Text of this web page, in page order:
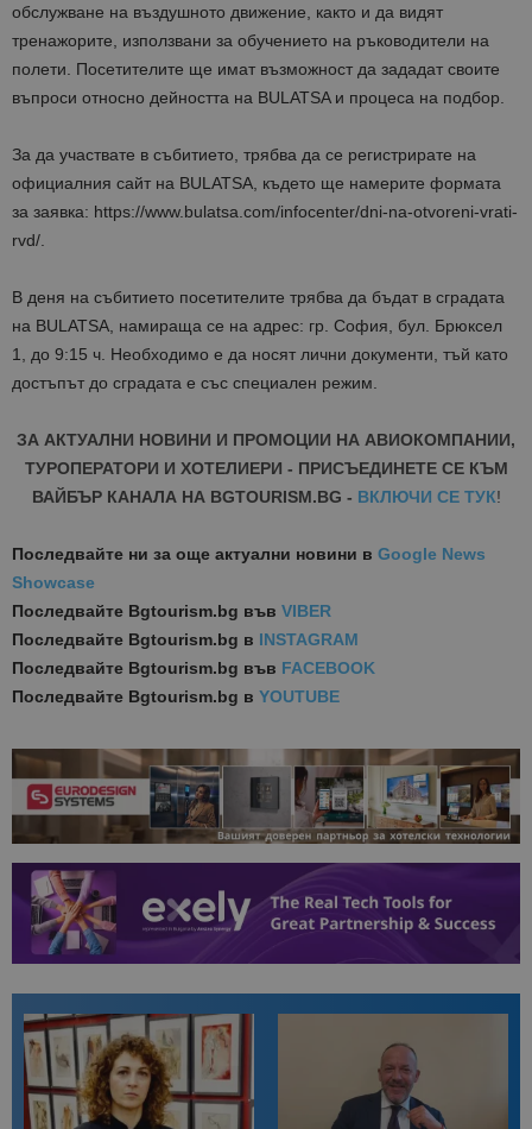
обслужване на въздушното движение, както и да видят
тренажорите, използвани за обучението на ръководители на
полети. Посетителите ще имат възможност да зададат своите
въпроси относно дейността на BULATSA и процеса на подбор.
За да участвате в събитието, трябва да се регистрирате на
официалния сайт на BULATSA, където ще намерите формата
за заявка: https://www.bulatsa.com/infocenter/dni-na-otvoreni-vrati-
rvd/.
В деня на събитието посетителите трябва да бъдат в сградата
на BULATSA, намираща се на адрес: гр. София, бул. Брюксел
1, до 9:15 ч. Необходимо е да носят лични документи, тъй като
достъпът до сградата е със специален режим.
ЗА АКТУАЛНИ НОВИНИ И ПРОМОЦИИ НА АВИОКОМПАНИИ,
ТУРОПЕРАТОРИ И ХОТЕЛИЕРИ - ПРИСЪЕДИНЕТЕ СЕ КЪМ
ВАЙБЪР КАНАЛА НА BGTOURISM.BG - ВКЛЮЧИ СЕ ТУК!
Последвайте ни за още актуални новини в Google News
Showcase
Последвайте Bgtourism.bg във VIBER
Последвайте Bgtourism.bg в INSTAGRAM
Последвайте Bgtourism.bg във FACEBOOK
Последвайте Bgtourism.bg в YOUTUBE